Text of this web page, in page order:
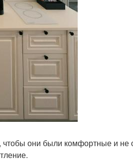
они были комфортные и не